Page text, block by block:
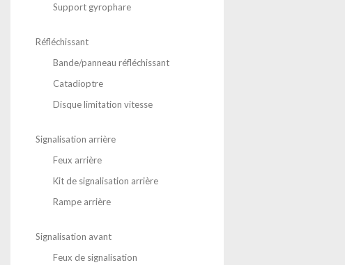
Support gyrophare
Réfléchissant
Bande/panneau réfléchissant
Catadioptre
Disque limitation vitesse
Signalisation arrière
Feux arrière
Kit de signalisation arrière
Rampe arrière
Signalisation avant
Feux de signalisation